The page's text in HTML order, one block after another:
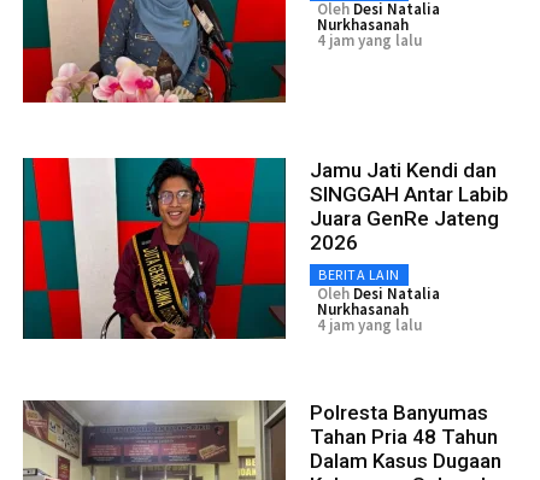
Oleh Desi Natalia
Nurkhasanah
4 jam yang lalu
Jamu Jati Kendi dan
SINGGAH Antar Labib
Juara GenRe Jateng
2026
BERITA LAIN
Oleh Desi Natalia
Nurkhasanah
4 jam yang lalu
Polresta Banyumas
Tahan Pria 48 Tahun
Dalam Kasus Dugaan